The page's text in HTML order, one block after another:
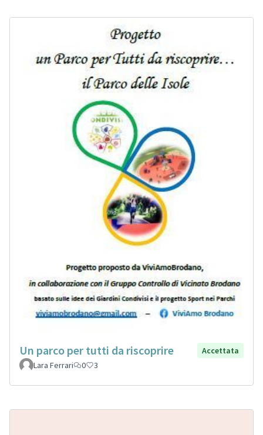
Un parco per tutti da riscoprire
Accettata
Lara Ferrari
0 3